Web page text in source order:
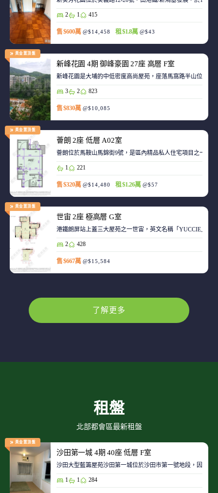
2 1 415
售 $600萬 @$14,458 租 $1.8萬 @$43
黃金置頂盤
新峰花園 4期 御峰豪園 27座 高層 F室
新峰花園是大埔的中低密度高尚屋苑，座落馬窩路半山位置
3 2 823
售 $830萬 @$10,085
黃金置頂盤
薈朗 2座 低層 A02室
薈朗位於馬鞍山馬錦街9號，是區內精品私人住宅項目之一，
1 221
售 $320萬 @$14,480 租 $1.26萬 @$57
黃金置頂盤
世宙 2座 極高層 G室
港鐵朗屏站上蓋三大屋苑之一世宙，英文名稱「YUCCIE」，
2 428
售 $667萬 @$15,584
了解更多
租盤
北部都會區最新租盤
黃金置頂盤
沙田第一城 4期 40座 低層 F室
沙田大型藍籌屋苑沙田第一城位於沙田市第一號地段，因此
1 1 284